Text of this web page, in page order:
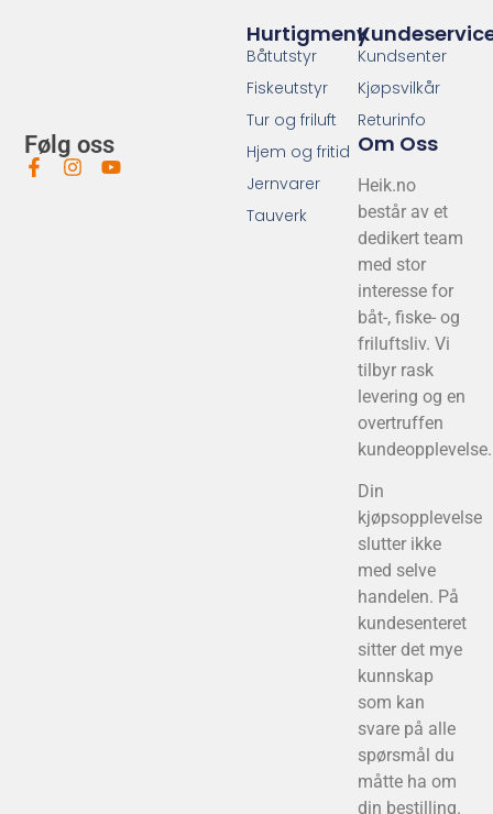
Følg oss
Kundsenter
Kjøpsvilkår
Returinfo
Om Oss
Heik.no
består av et
dedikert team
med stor
interesse for
båt-, fiske- og
friluftsliv. Vi
tilbyr rask
levering og en
overtruffen
kundeopplevelse.
Din
kjøpsopplevelse
slutter ikke
med selve
handelen. På
kundesenteret
sitter det mye
kunnskap
som kan
svare på alle
spørsmål du
måtte ha om
din bestilling.
Hurtigmeny
Båtutstyr
Fiskeutstyr
Tur og friluft
Hjem og fritid
Jernvarer
Tauverk